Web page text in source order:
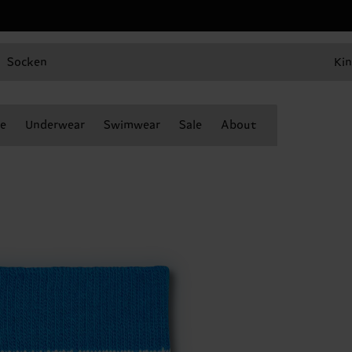
Socken
Underwear Swimwear Sale About